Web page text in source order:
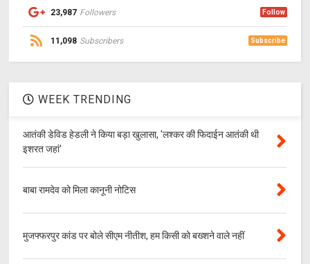
23,987 Followers Follow
11,098 Subscribers Subscribe
WEEK TRENDING
आतंकी डेविड हेडली ने किया बड़ा खुलासा, 'लश्‍कर की फिदाईन आतंकी थी
इशरत जहां'
बाबा रामदेव को मिला कानूनी नोटिस
मुजफ्फरपुर कांड पर बोले सीएम नीतीश, हम किसी को बख्शने वाले नहीं